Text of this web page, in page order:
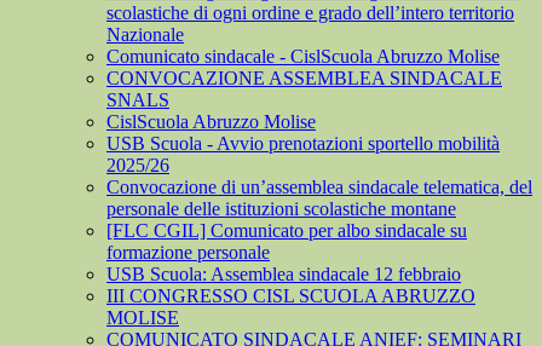
scolastiche di ogni ordine e grado dell’intero territorio
Nazionale
Comunicato sindacale - CislScuola Abruzzo Molise
CONVOCAZIONE ASSEMBLEA SINDACALE
SNALS
CislScuola Abruzzo Molise
USB Scuola - Avvio prenotazioni sportello mobilità
2025/26
Convocazione di un’assemblea sindacale telematica, del
personale delle istituzioni scolastiche montane
[FLC CGIL] Comunicato per albo sindacale su
formazione personale
USB Scuola: Assemblea sindacale 12 febbraio
III CONGRESSO CISL SCUOLA ABRUZZO
MOLISE
COMUNICATO SINDACALE ANIEF: SEMINARI